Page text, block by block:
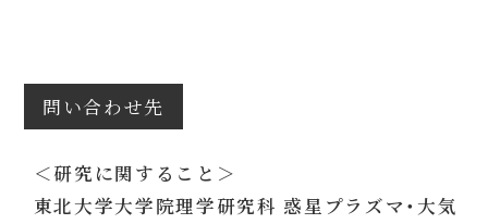
問い合わせ先
＜研究に関すること＞
東北大学大学院理学研究科 惑星プラズマ・大気